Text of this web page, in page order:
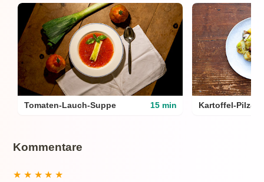
Tomaten-Lauch-Suppe 15 min Kartoffel-Pilz-
Kommentare
★ ★ ★ ★ ★